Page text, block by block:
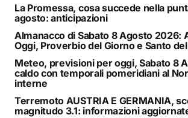
La Promessa, cosa succede nella
agosto: anticipazioni
Almanacco di Sabato 8 Agosto 2026:
Oggi, Proverbio del Giorno e Santo
Meteo, previsioni per oggi, Sabato 8
caldo con temporali pomeridiani al
interne
Terremoto AUSTRIA E GERMANIA,
magnitudo 3.1: informazioni